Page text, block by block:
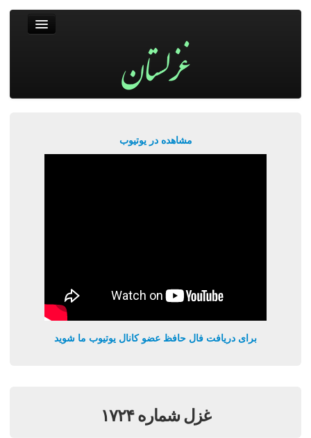
مشاهده در یوتیوب
برای دریافت فال حافظ عضو کانال یوتیوب ما شوید
غزل شماره ۱۷۲۴